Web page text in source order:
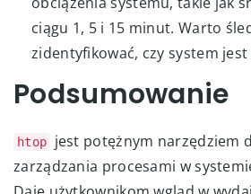
ciągu 1, 5 i 15 minut. Warto
zidentyfikować, czy system
Podsumowanie
htop
jest potężnym narzędziem
zarządzania procesami w